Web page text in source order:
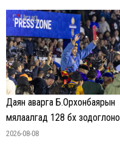
Даян аварга Б.Орхонбаярын
мялаалгад 128 бөх зодоглоно
2026-08-08